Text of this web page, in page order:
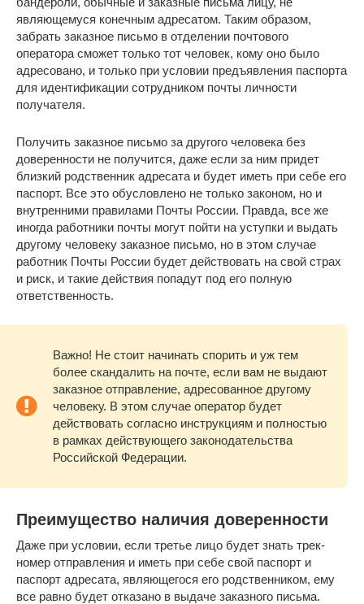
являющемуся конечным адресатом. Таким образом,
забрать заказное письмо в отделении почтового
оператора сможет только тот человек, кому оно было
адресовано, и только при условии предъявления паспорта
для идентификации сотрудником почты личности
получателя.
Получить заказное письмо за другого человека без
доверенности не получится, даже если за ним придет
близкий родственник адресата и будет иметь при себе его
паспорт. Все это обусловлено не только законом, но и
внутренними правилами Почты России. Правда, все же
иногда работники почты могут пойти на уступки и выдать
другому человеку заказное письмо, но в этом случае
работник Почты России будет действовать на свой страх
и риск, и такие действия попадут под его полную
ответственность.
Важно! Не стоит начинать спорить и уж тем
более скандалить на почте, если вам не выдают
заказное отправление, адресованное другому
человеку. В этом случае оператор будет
действовать согласно инструкциям и полностью
в рамках действующего законодательства
Российской Федерации.
Преимущество наличия доверенности
Даже при условии, если третье лицо будет знать трек-
номер отправления и иметь при себе свой паспорт и
паспорт адресата, являющегося его родственником, ему
все равно будет отказано в выдаче заказного письма.